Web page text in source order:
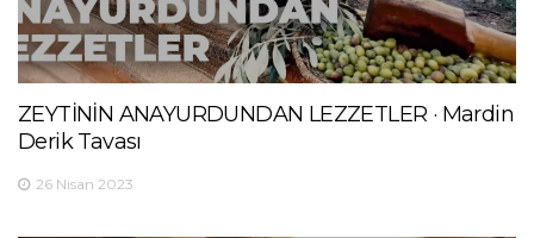
ZEYTİNİN ANAYURDUNDAN LEZZETLER · Mardin
Derik Tavası
26 Nisan 2023